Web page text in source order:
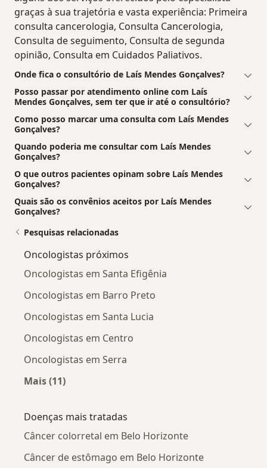
graças à sua trajetória e vasta experiência: Primeira
consulta cancerologia, Consulta Cancerologia,
Consulta de seguimento, Consulta de segunda
opinião, Consulta em Cuidados Paliativos.
Onde fica o consultório de Laís Mendes Gonçalves?
Posso passar por atendimento online com Laís
Mendes Gonçalves, sem ter que ir até o consultório?
Como posso marcar uma consulta com Laís Mendes
Gonçalves?
Quando poderia me consultar com Laís Mendes
Gonçalves?
O que outros pacientes opinam sobre Laís Mendes
Gonçalves?
Quais são os convênios aceitos por Laís Mendes
Gonçalves?
Pesquisas relacionadas
Oncologistas próximos
Oncologistas em Santa Efigênia
Oncologistas em Barro Preto
Oncologistas em Santa Lucia
Oncologistas em Centro
Oncologistas em Serra
Mais (11)
Doenças mais tratadas
Câncer colorretal em Belo Horizonte
Câncer de estômago em Belo Horizonte